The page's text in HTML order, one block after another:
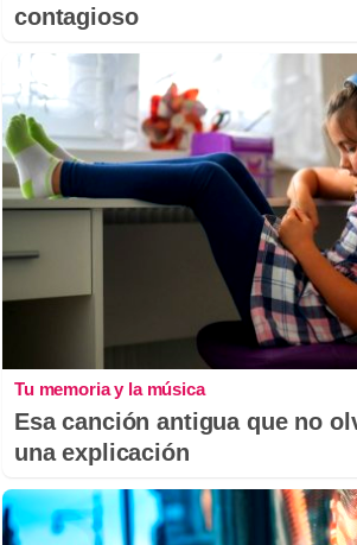
contagioso
Tu memoria y la música
Esa canción antigua que no
una explicación